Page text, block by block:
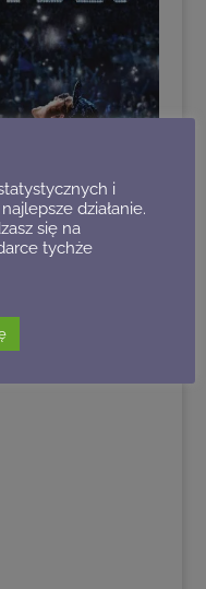
i
działanie.
się na
tychże